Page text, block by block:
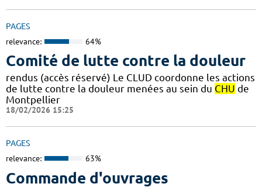
PAGES
relevance: 64%
Comité de lutte contre la douleur
rendus (accès réservé) Le CLUD coordonne les actions
de lutte contre la douleur menées au sein du CHU de
Montpellier
18/02/2026 15:25
PAGES
relevance: 63%
Commande d'ouvrages